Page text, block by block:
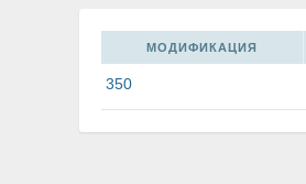
МОДИФИКАЦИЯ
350